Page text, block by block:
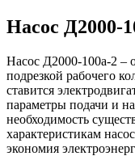
Насос Д2000-
Насос Д2000-100а-2 –
подрезкой рабочего
ставится
параметры подачи и
необходимость
характеристикам
экономия